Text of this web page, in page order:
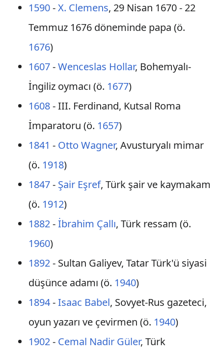
1590-X. Clemens, 29 Nisan 1670 - 22
Temmuz 1676 döneminde papa (ö.
1676)
1607-Wenceslas Hollar, Bohemyalı-
İngiliz oymacı (ö. 1677)
1608- III. Ferdinand, Kutsal Roma
İmparatoru (ö. 1657)
1841 - Otto Wagner, Avusturyalı mimar
(ö. 1918)
1847- Şair Eşref, Türk şair ve kaymakam
(ö. 1912)
1882-İbrahim Çallı, Türk ressam (ö.
1960)
1892- Sultan Galiyev, Tatar Türk'ü siyasi
düşünce adamı (ö. 1940)
1894-Isaac Babel, Sovyet-Rus gazeteci,
oyun yazarı ve çevirmen (ö. 1940)
1902- Cemal Nadir Güler, Türk